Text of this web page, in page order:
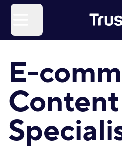
E-
Content